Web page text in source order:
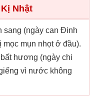
Nhật
sang (ngày can Đinh
mọc mụn nhọt ở đầu).
hương (ngày chi
vì nước không